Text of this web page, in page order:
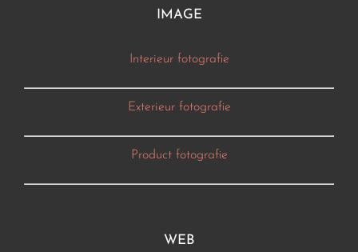
IMAGE
Interieur fotografie
Exterieur fotografie
Product fotografie
WEB